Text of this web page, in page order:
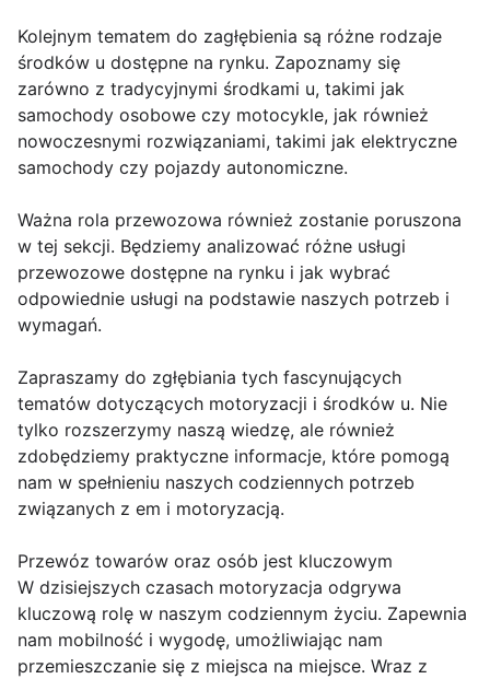
Kolejnym tematem do zagłębienia są różne rodzaje
środków u dostępne na rynku. Zapoznamy się
zarówno z tradycyjnymi środkami u, takimi jak
samochody osobowe czy motocykle, jak również
nowoczesnymi rozwiązaniami, takimi jak elektryczne
samochody czy pojazdy autonomiczne.
Ważna rola przewozowa również zostanie poruszona
w tej sekcji. Będziemy analizować różne usługi
przewozowe dostępne na rynku i jak wybrać
odpowiednie usługi na podstawie naszych potrzeb i
wymagań.
Zapraszamy do zgłębiania tych fascynujących
tematów dotyczących motoryzacji i środków u. Nie
tylko rozszerzymy naszą wiedzę, ale również
zdobędziemy praktyczne informacje, które pomogą
nam w spełnieniu naszych codziennych potrzeb
związanych z em i motoryzacją.
Przewóz towarów oraz osób jest kluczowym
W dzisiejszych czasach motoryzacja odgrywa
kluczową rolę w naszym codziennym życiu. Zapewnia
nam mobilność i wygodę, umożliwiając nam
przemieszczanie się z miejsca na miejsce. Wraz z